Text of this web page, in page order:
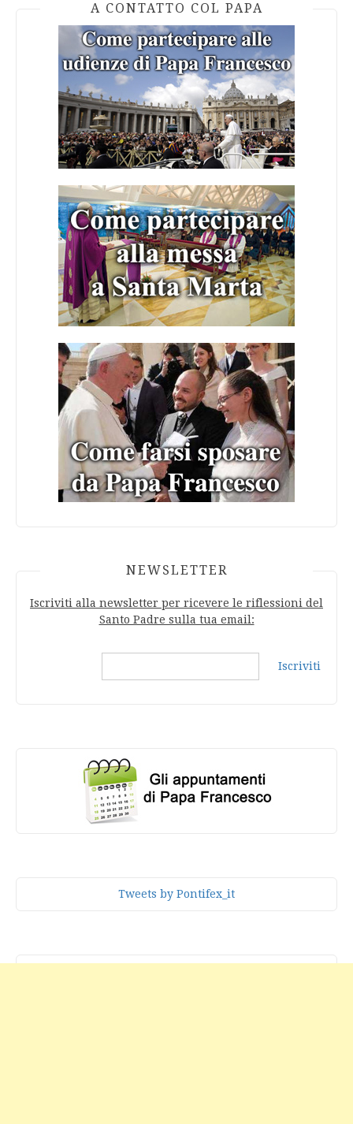
A CONTATTO COL PAPA
NEWSLETTER
Iscriviti alla newsletter per ricevere le riflessioni del
Santo Padre sulla tua email:
Iscriviti
Tweets by Pontifex_it